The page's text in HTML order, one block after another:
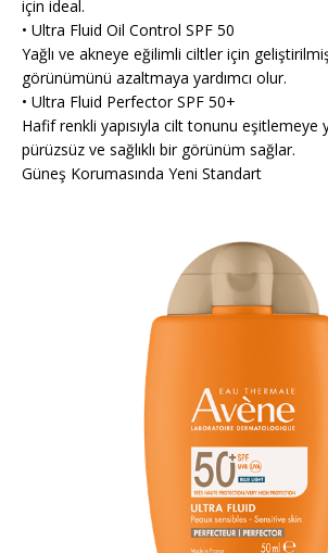
için ideal.
• Ultra Fluid Oil Control SPF 50
Yağlı ve akneye eğilimli ciltler için
görünümünü azaltmaya yardımcı olur.
• Ultra Fluid Perfector SPF 50+
Hafif renkli yapısıyla cilt tonunu eşitlemeye
pürüzsüz ve sağlıklı bir görünüm sağlar.
Güneş Korumasında Yeni Standart